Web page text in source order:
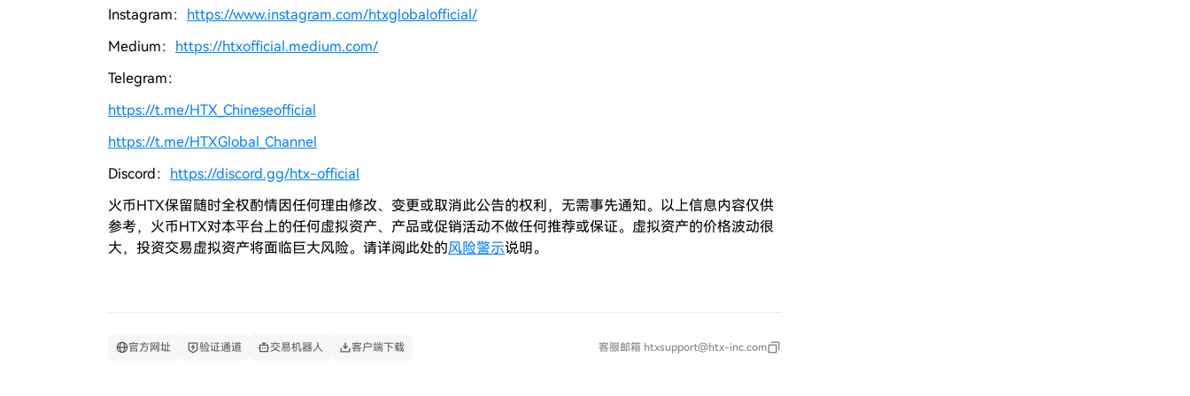
Instagram： https://www.instagram.com/htxglobalofficial/
Medium： https://htxofficial.medium.com/
Telegram：
https://t.me/HTX_Chineseofficial
https://t.me/HTXGlobal_Channel
Discord： https://discord.gg/htx-official
火币HTX保留随时全权酌情因任何理由修改、变更或取消此公告的权利，无需事先通知。以上信息内容仅供
参考，火币HTX对本平台上的任何虚拟资产、产品或促销活动不做任何推荐或保证。虚拟资产的价格波动很
大，投资交易虚拟资产将面临巨大风险。请详阅此处的风险警示说明。
官方网址 验证通道 交易机器人 客户端下载 客服邮箱 htxsupport@htx-inc.com